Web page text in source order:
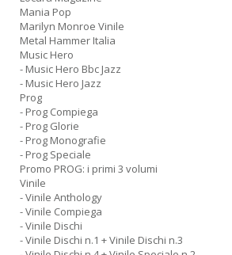
Mania Pop
Marilyn Monroe Vinile
Metal Hammer Italia
Music Hero
- Music Hero Bbc Jazz
- Music Hero Jazz
Prog
- Prog Compiega
- Prog Glorie
- Prog Monografie
- Prog Speciale
Promo PROG: i primi 3 volumi
Vinile
- Vinile Anthology
- Vinile Compiega
- Vinile Dischi
- Vinile Dischi n.1 + Vinile Dischi n.3